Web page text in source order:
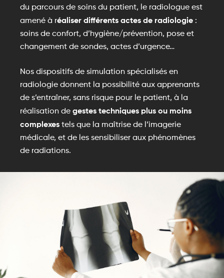
du parcours de soins du patient, le radiologue est
amené à réaliser différents actes de radiologie :
soins de confort, d’hygiène/prévention, pose et
changement de sondes, actes d’urgence…
Nos dispositifs de simulation spécialisés en
radiologie donnent la possibilité aux apprenants
de s’entraîner, sans risque pour le patient, à la
réalisation de gestes techniques plus ou moins
complexes tels que la maîtrise de l’imagerie
médicale, et de les sensibiliser aux phénomènes
de radiations.